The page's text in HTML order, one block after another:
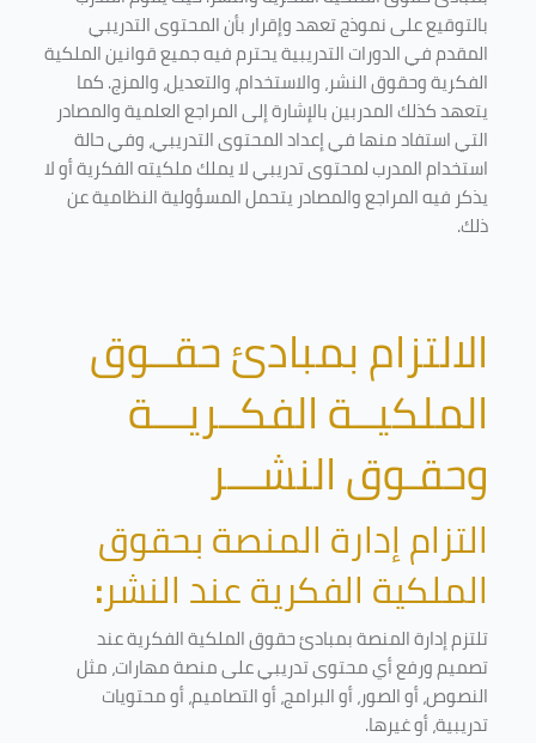
بالتوقيع على نموذج تعهد وإقرار بأن المحتوى التدريبي
المقدم في الدورات التدريبية يحترم فيه جميع قوانين الملكية
الفكرية وحقوق النشر، والاستخدام، والتعديل، والمزج. كما
يتعهد كذلك المدربين بالإشارة إلى المراجع العلمية والمصادر
التي استفاد منها في إعداد المحتوى التدريبي، وفي حالة
استخدام المدرب لمحتوى تدريبي لا يملك ملكيته الفكرية أو لا
يذكر فيه المراجع والمصادر يتحمل المسؤولية النظامية عن
ذلك.
الالتزام بمبادئ حقــوق
الملكيــة الفكــريـــة
وحقـوق النشـــر
التزام إدارة المنصة بحقوق
الملكية الفكرية عند النشر:
تلتزم إدارة المنصة بمبادئ حقوق الملكية الفكرية عند
تصميم ورفع أي محتوى تدريبي على منصة مهارات، مثل
النصوص، أو الصور، أو البرامج، أو التصاميم، أو محتويات
تدريبية، أو غيرها.